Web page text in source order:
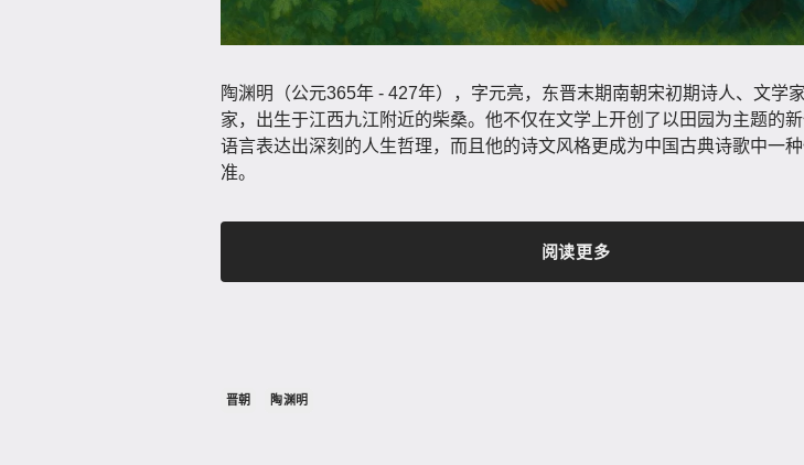
陶渊明（公元365年 - 427年）​，字元亮，东晋末期南朝宋初期诗人、文学
家，出生于江西九江附近的柴桑。他不仅在文学上开创了以田园为主题的
语言表达出深刻的人生哲理，而且他的诗文风格更成为中国古典诗歌中一
准。
阅读更多
晋朝 陶渊明